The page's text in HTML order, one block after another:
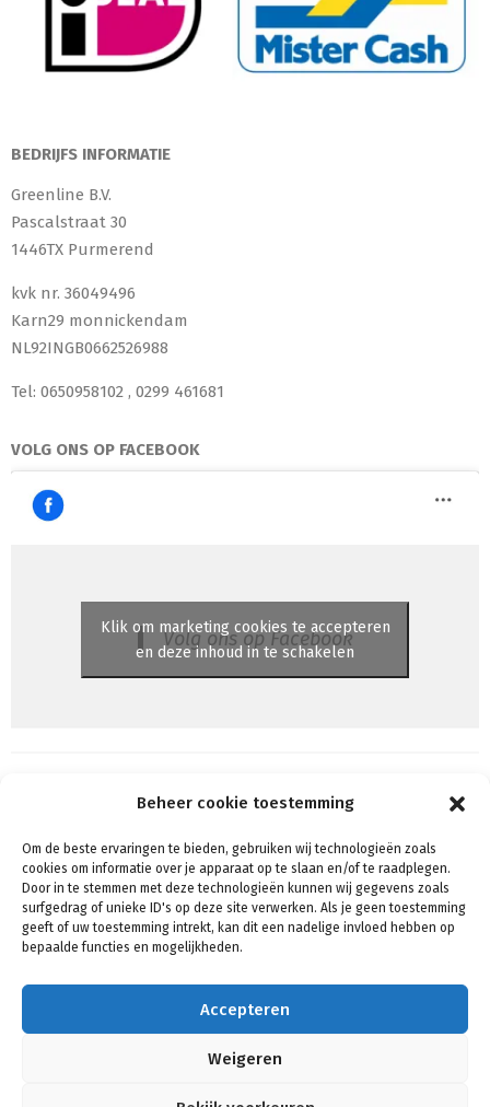
Beheer cookie toestemming
Om de beste ervaringen te bieden, gebruiken wij technologieën zoals
cookies om informatie over je apparaat op te slaan en/of te raadplegen.
Door in te stemmen met deze technologieën kunnen wij gegevens zoals
surfgedrag of unieke ID's op deze site verwerken. Als je geen toestemming
geeft of uw toestemming intrekt, kan dit een nadelige invloed hebben op
bepaalde functies en mogelijkheden.
Accepteren
Weigeren
BEDRIJFS INFORMATIE
Greenline B.V.
Pascalstraat 30
1446TX Purmerend
kvk nr. 36049496
Karn29 monnickendam
NL92INGB0662526988
Tel: 0650958102 , 0299 461681
VOLG ONS OP FACEBOOK
Volg ons op Facebook
Klik om marketing cookies te accepteren
en deze inhoud in te schakelen
Algemene voorwaarden
Voorwaarden & condities
Cookiebeleid (EU)
Privacy
Mijn account